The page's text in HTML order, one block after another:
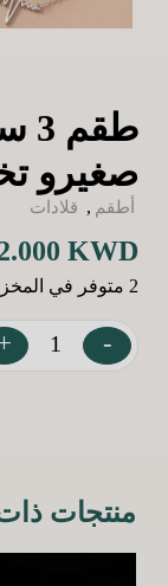
صغيرو
أطقم , قلادات
KWD
2 متوفر في المخزون
كمية طقم 3 سناسيل نقشة قلب صغيرو تخطيط قلب وأفعى
-
منتجات